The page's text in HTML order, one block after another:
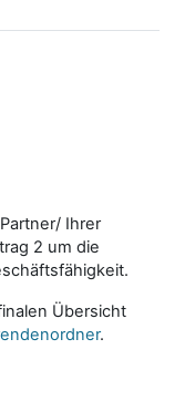
Ihrer
2 um die
Übersicht
.